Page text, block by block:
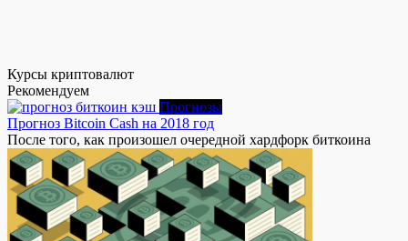
Курсы криптовалют
Рекомендуем
Прогнозы
Прогноз Bitcoin Cash на 2018 год
После того, как произошел очередной хардфорк биткоина